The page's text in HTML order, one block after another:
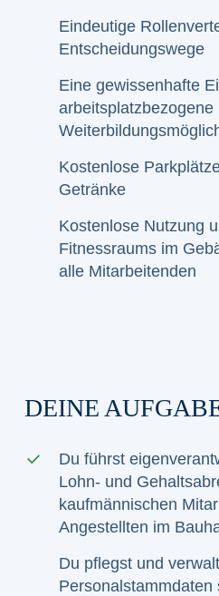
Eindeutige
Entscheidungswege
Eine gewissenhafte
arbeitsplatzbezogene
Kostenlose
Getränke
Kostenlose Nutzung
Fitnessraums im
alle Mitarbeitenden
DEINE
Du führst
Lohn- und
kaufmännischen
Angestellten im
Du pflegst und
Personalstammdaten